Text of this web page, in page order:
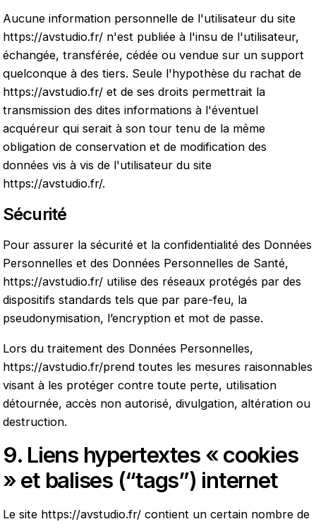
Aucune information personnelle de l'utilisateur du site
https://avstudio.fr/ n'est publiée à l'insu de l'utilisateur,
échangée, transférée, cédée ou vendue sur un support
quelconque à des tiers. Seule l'hypothèse du rachat de
https://avstudio.fr/ et de ses droits permettrait la
transmission des dites informations à l'éventuel
acquéreur qui serait à son tour tenu de la même
obligation de conservation et de modification des
données vis à vis de l'utilisateur du site
https://avstudio.fr/.
Sécurité
Pour assurer la sécurité et la confidentialité des Données
Personnelles et des Données Personnelles de Santé,
https://avstudio.fr/ utilise des réseaux protégés par des
dispositifs standards tels que par pare-feu, la
pseudonymisation, l’encryption et mot de passe.
Lors du traitement des Données Personnelles,
https://avstudio.fr/prend toutes les mesures raisonnables
visant à les protéger contre toute perte, utilisation
détournée, accès non autorisé, divulgation, altération ou
destruction.
9. Liens hypertextes « cookies
» et balises (“tags”) internet
Le site https://avstudio.fr/ contient un certain nombre de